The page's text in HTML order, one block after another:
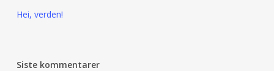
Hei, verden!
Siste kommentarer